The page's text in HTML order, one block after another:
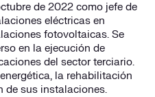
de 2022 como jefe de
eléctricas en
fotovoltaicas. Se
en la ejecución de
del sector terciario.
la rehabilitación
de sus instalaciones.